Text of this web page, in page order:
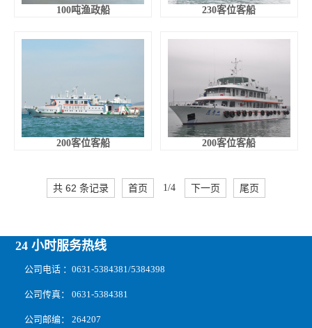
100吨渔政船 230客位客船
200客位客船 200客位客船
共 62 条记录 首页 1/4 下一页 尾页
24 小时服务热线
公司电话 ：0631-5384381/5384398
公司传真： 0631-5384381
公司邮编： 264207